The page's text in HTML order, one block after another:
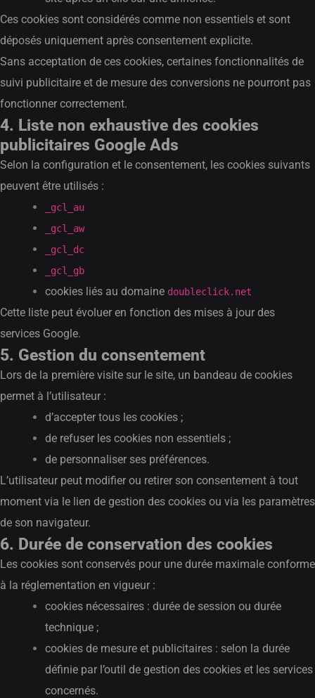
Ces cookies sont considérés comme non essentiels et sont
déposés uniquement après consentement explicite.
Sans acceptation de ces cookies, certaines fonctionnalités de
suivi publicitaire et de mesure des conversions ne pourront pas
fonctionner correctement.
4. Liste non exhaustive des cookies
publicitaires Google Ads
Selon la configuration et le consentement, les cookies suivants
peuvent être utilisés :
_gcl_au
_gcl_aw
_gcl_dc
_gcl_gb
cookies liés au domaine doubleclick.net
Cette liste peut évoluer en fonction des mises à jour des
services Google.
5. Gestion du consentement
Lors de la première visite sur le site, un bandeau de cookies
permet à l’utilisateur :
d’accepter tous les cookies ;
de refuser les cookies non essentiels ;
de personnaliser ses préférences.
L’utilisateur peut modifier ou retirer son consentement à tout
moment via le lien de gestion des cookies ou via les paramètres
de son navigateur.
6. Durée de conservation des cookies
Les cookies sont conservés pour une durée maximale conforme
à la réglementation en vigueur :
cookies nécessaires : durée de session ou durée
technique ;
cookies de mesure et publicitaires : selon la durée
définie par l’outil de gestion des cookies et les services
concernés.